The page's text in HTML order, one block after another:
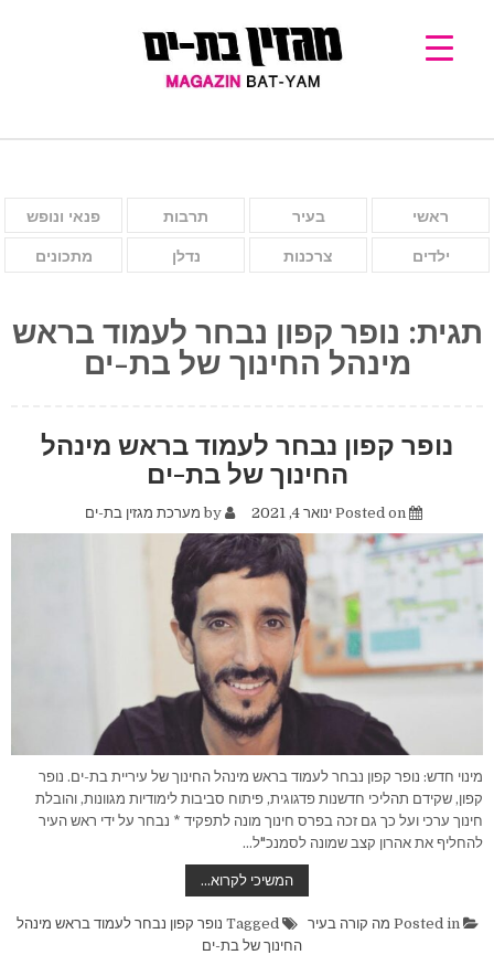
ראשי בעיר תרבות פנאי ונופש
ילדים צרכנות נדלן מתכונים
תגית: נופר קפון נבחר לעמוד בראש
מינהל החינוך של בת-ים
נופר קפון נבחר לעמוד בראש מינהל
החינוך של בת-ים
ינואר 4, 2021 מערכת מגזין בת-ים
מינוי חדש: נופר קפון נבחר לעמוד בראש מינהל החינוך של עיריית בת-ים. נופר
קפון, שקידם תהליכי חדשנות פדגוגית, פיתוח סביבות לימודיות מגוונות, והובלת
חינוך ערכי ועל כך גם זכה בפרס חינוך מונה לתפקיד * נבחר על ידי ראש העיר
להחליף את אהרון קצב שמונה לסמנכ"ל…
המשיכי לקרוא…
קפון
לעמוד
בראש
מה קורה בעיר
נופר קפון נבחר לעמוד בראש מינהל
החינוך של בת-ים